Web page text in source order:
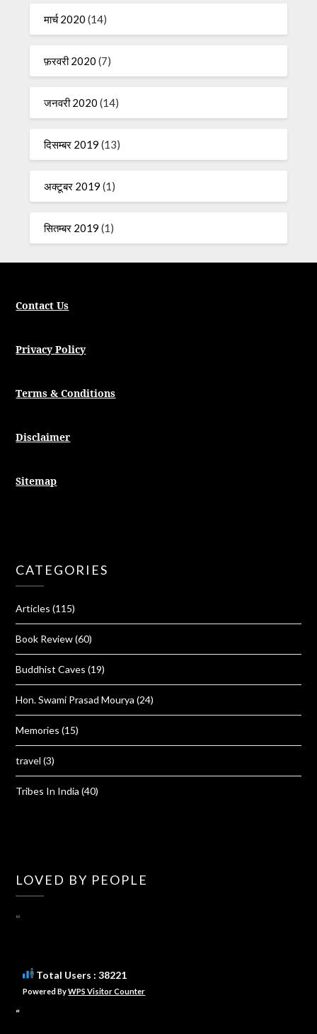
मार्च 2020 (14)
फ़रवरी 2020 (7)
जनवरी 2020 (14)
दिसम्बर 2019 (13)
अक्टूबर 2019 (1)
सितम्बर 2019 (1)
Contact Us
Privacy Policy
Terms & Conditions
Disclaimer
Sitemap
CATEGORIES
Articles (115)
Book Review(60)
Buddhist Caves (19)
Hon. Swami Prasad Mourya (24)
Memories (15)
travel (3)
Tribes In India (40)
LOVED BY PEOPLE
“
Total Users : 38221
Powered ByWPS Visitor Counter
“